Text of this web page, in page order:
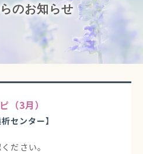
のお知らせ
（3月）
センター】
ださい。